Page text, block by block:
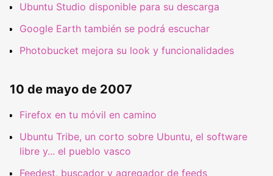
Ubuntu Studio disponible para su descarga
Google Earth también se podrá escuchar
Photobucket mejora su look y funcionalidades
10 de mayo de 2007
Firefox en tu móvil en camino
Ubuntu Tribe, un corto sobre Ubuntu, el software
libre y... el pueblo vasco
Feedest, buscador y agregador de feeds